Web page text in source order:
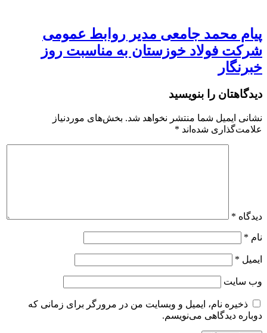
پیام محمد جامعی مدیر روابط عمومی
شرکت فولاد خوزستان به مناسبت روز
خبرنگار
دیدگاهتان را بنویسید
نشانی ایمیل شما منتشر نخواهد شد. بخش‌های موردنیاز
علامت‌گذاری شده‌اند *
دیدگاه *
نام *
ایمیل *
وب‌ سایت
ذخیره نام، ایمیل و وبسایت من در مرورگر برای زمانی که
دوباره دیدگاهی می‌نویسم.